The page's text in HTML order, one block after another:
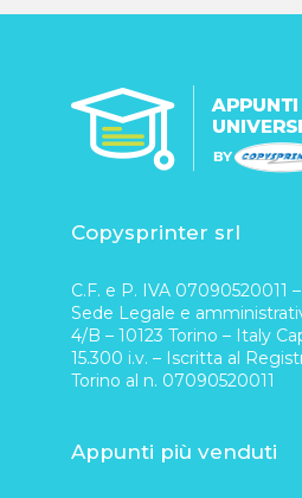
Copysprinter srl
C.F. e P. IVA 07090520011
Sede Legale e
4/B – 10123 Torino – Italy
15.300 i.v. – Iscritta al
Torino al n. 07090520011
Appunti più venduti